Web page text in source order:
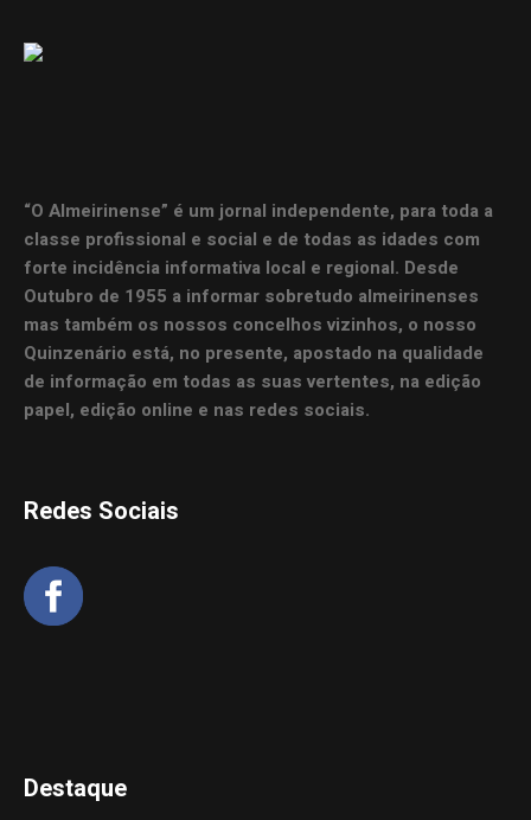
“O Almeirinense” é um jornal independente, para toda a
classe profissional e social e de todas as idades com
forte incidência informativa local e regional. Desde
Outubro de 1955 a informar sobretudo almeirinenses
mas também os nossos concelhos vizinhos, o nosso
Quinzenário está, no presente, apostado na qualidade
de informação em todas as suas vertentes, na edição
papel, edição online e nas redes sociais.
Redes Sociais
Destaque